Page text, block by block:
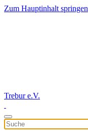
Zum Hauptinhalt springen
Trebur e.V.